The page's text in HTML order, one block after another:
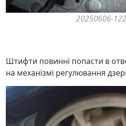
20250606-
Штифти повинні попасти в
на механізмі регулювання